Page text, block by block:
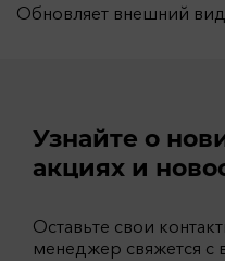
Обновляет внешний
Узнайте о
акциях и
Оставьте свои
менеджер свяжется